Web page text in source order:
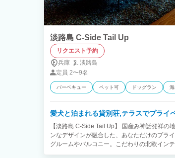
淡路島 C-Side Tail Up
リクエスト予約
兵庫
淡路島
定員 2〜9名
バーベキュー ペット可 ドッグラン
愛犬と泊まれる貸別荘,テラスでプライ
【淡路島 C-Side Tail Up】 国産み神話発祥
ンなデザインが融合した、あなただけのプラ
グルームやバルコニー。こだわりの北欧イン